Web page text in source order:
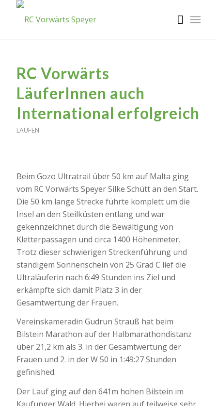
RC Vorwärts
LäuferInnen auch
International erfolgreich
LAUFEN
Beim Gozo Ultratrail über 50 km auf Malta ging
vom RC Vorwärts Speyer Silke Schütt an den Start.
Die 50 km lange Strecke führte komplett um die
Insel an den Steilküsten entlang und war
gekennzeichnet durch die Bewältigung von
Kletterpassagen und circa 1400 Höhenmeter.
Trotz dieser schwierigen Streckenführung und
ständigem Sonnenschein von 25 Grad C lief die
Ultraläuferin nach 6:49 Stunden ins Ziel und
erkämpfte sich damit Platz 3 in der
Gesamtwertung der Frauen.
Vereinskameradin Gudrun Strauß hat beim
Bilstein Marathon auf der Halbmarathondistanz
über 21,2 km als 3. in der Gesamtwertung der
Frauen und 2. in der W 50 in 1:49:27 Stunden
gefinished.
Der Lauf ging auf den 641m hohen Bilstein im